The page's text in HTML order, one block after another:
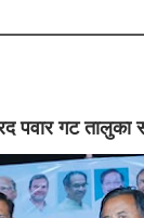
पवार गट